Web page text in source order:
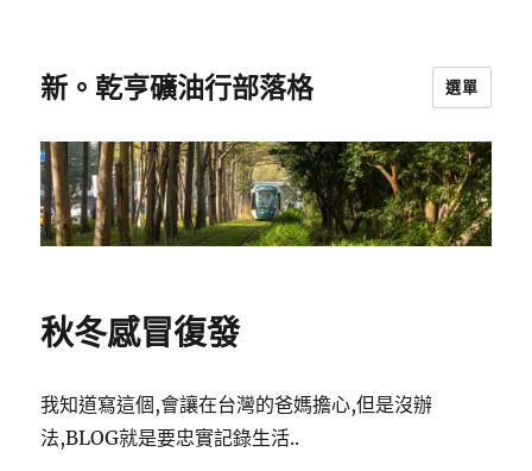
新。乾亨礦油行部落格 選單
秋冬感冒復發
我知道寫這個,會讓在台灣的爸媽擔心,但是沒辦
法,BLOG就是要忠實記錄生活..